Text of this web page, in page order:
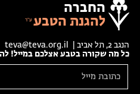
החברה
להגנת הטבע
הנגב 2, תל אביב |
teva@teva.org.il
כל מה שקורה בטבע אצלכם במייל!